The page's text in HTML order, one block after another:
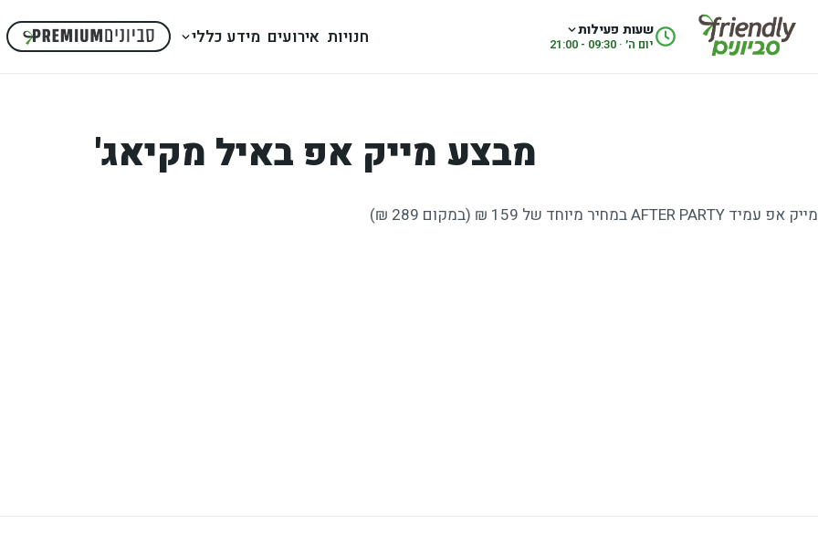
שעות פעילות
יום ה׳ · 09:30 - 21:00 חנויות אירועים מידע כללי
מבצע מייק אפ באיל מקיאג'
מייק אפ עמיד AFTER PARTY במחיר מיוחד של 159 ₪ (במקום 289 ₪)